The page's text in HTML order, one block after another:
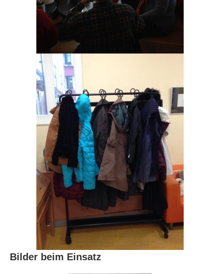
Bilder beim Einsatz